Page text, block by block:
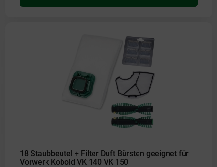
18 Staubbeutel + Filter Duft Bürsten geeignet für
Vorwerk Kobold VK 140 VK 150